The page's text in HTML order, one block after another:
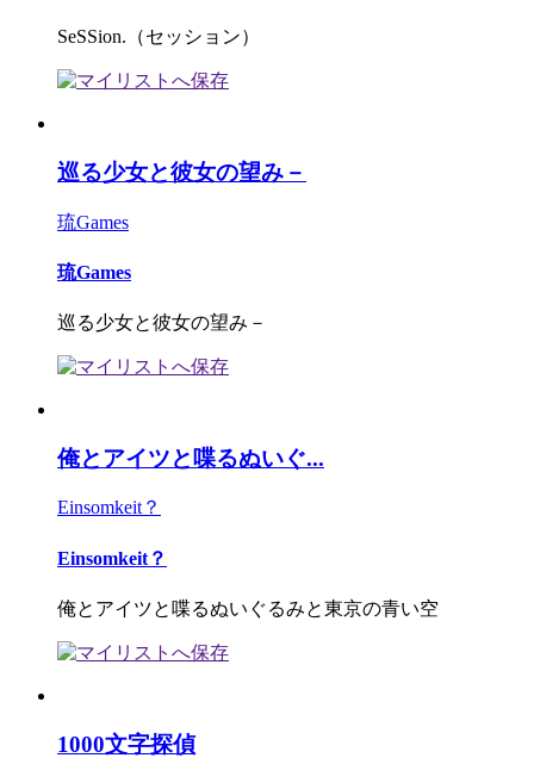
SeSSion.（セッション）
巡る少女と彼女の望み－
琉Games
琉Games
巡る少女と彼女の望み－
俺とアイツと喋るぬいぐ...
Einsomkeit？
Einsomkeit？
俺とアイツと喋るぬいぐるみと東京の青い空
1000文字探偵